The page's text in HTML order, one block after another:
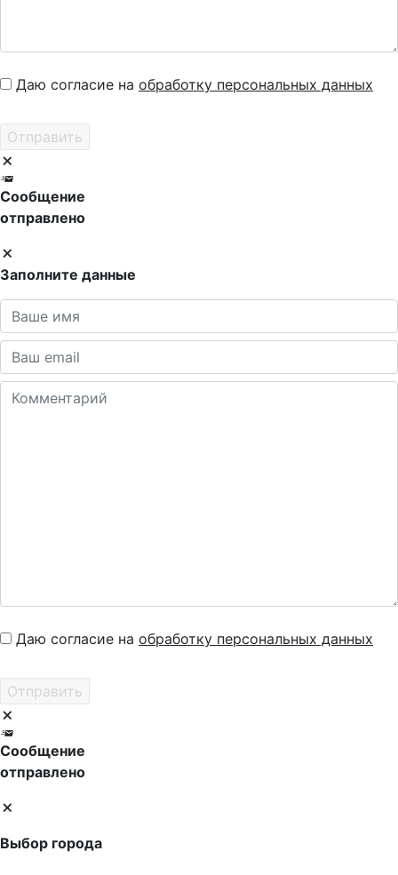
Даю согласие на обработку персональных данных
Сообщение
отправлено
Заполните данные
Даю согласие на обработку персональных данных
Сообщение
отправлено
Выбор города